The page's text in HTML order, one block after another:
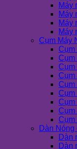
Máy
Máy
Máy
Máy
Cụm Máy
Cụm
Cụm
Cụm
Cụm
Cụm
Cụm
Dàn Nóng
Dàn
Dàn